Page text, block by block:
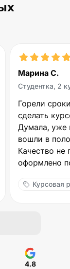
было
4 дня.
Ребята
выручили!
все
Научный
доработки
4.8